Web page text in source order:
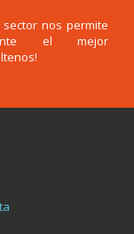
nos permite
el mejor